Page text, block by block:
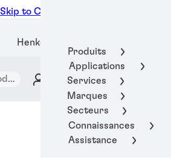
Skip to Content
Produits
Applications
Services
Marques
Secteurs
Connaissances
Assistance
Henkel Adhesive Technologies